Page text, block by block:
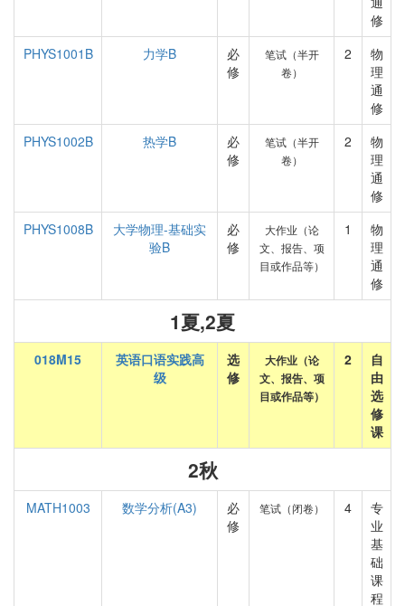
修
PHYS1001B
力学B
必
修
笔试（半开
卷）
2
物
理
通
修
PHYS1002B
热学B
必
修
笔试（半开
卷）
2
物
理
通
修
PHYS1008B
大学物理-基础实
验B
必
修
大作业（论
文、报告、项
目或作品等）
1
物
理
通
修
1夏,2夏
018M15
英语口语实践高
级
选
修
大作业（论
文、报告、项
目或作品等）
2
自
由
选
修
课
2秋
MATH1003 数学分析(A3)
必
修
笔试（闭卷） 4
专
业
基
础
课
程